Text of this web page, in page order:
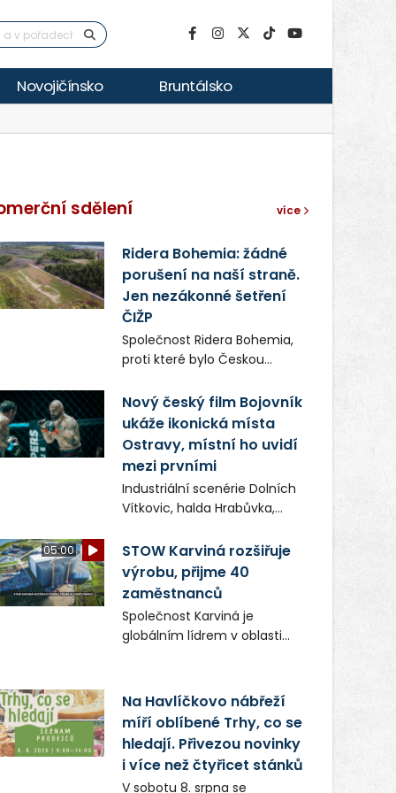
Novojičínsko Bruntálsko
sdělení více
Ridera Bohemia: žádné
porušení na naší straně.
Jen nezákonné šetření
ČIŽP
Společnost Ridera Bohemia,
proti které bylo Českou
(ČIŽP) čtyři roky vedeno
vykonstruované řízení, při
realizaci OVS na heřmanické
haldě postupovala v souladu
se zákonem a zadáním
státního podniku DIAMO a v
této souvislosti nelze hovořit
počátku označovala řízení
ČIŽP za nezákonné a
domáhala se práva na
spravedlivý správní proces.
Nový český film Bojovník
ukáže ikonická místa
Ostravy, místní ho uvidí
mezi prvními
Industriální scenérie Dolních
Vítkovic, halda Hrabůvka,
ikonická místa Ostravy se
objeví v novém filmu
Bojovník, který vstoupí do kin
Frič a Tomáš Dianiška si
moravskoslezskou metropoli
přirozenou součástí příběhu
bývalého boxerského
šampiona Hoffa (Milan
Ondrík), jenž se po letech
vrací do světa vrcholových
05:00
STOW Karviná rozšiřuje
výrobu, přijme 40
zaměstnanců
Společnost Karviná je
globálním lídrem v oblasti
zaměstnavatelem na
Karvinsku a firmou s
obrovským potenciálem.
Na Havlíčkovo nábřeží
míří oblíbené Trhy, co se
hledají. Přivezou novinky
i více než čtyřicet stánků
V sobotu 8. srpna se